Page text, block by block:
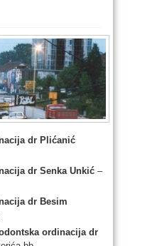
dr Plićanić
dr Senka Unkić –
dr Besim
ordinacija dr